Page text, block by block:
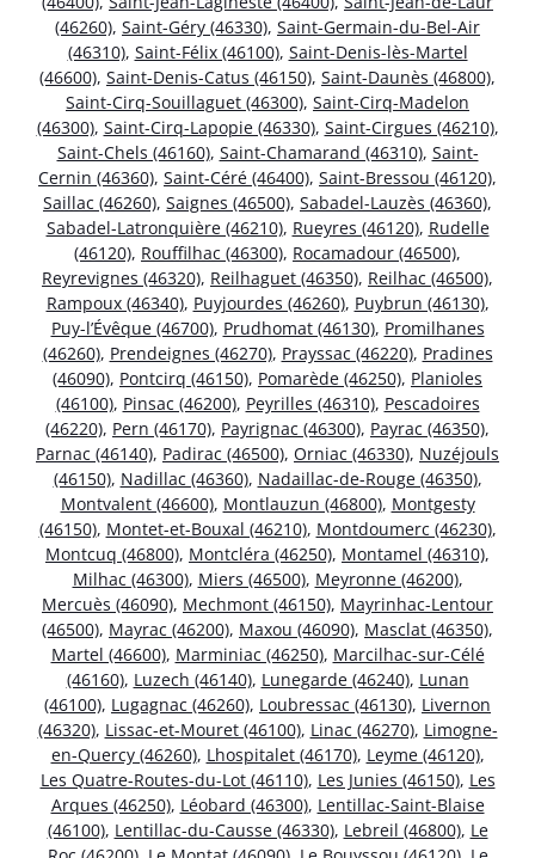
(46260), Saint-Géry (46330), Saint-Germain-du-Bel-Air
(46310), Saint-Félix (46100), Saint-Denis-lès-Martel
(46600), Saint-Denis-Catus (46150), Saint-Daunès (46800),
Saint-Cirq-Souillaguet (46300), Saint-Cirq-Madelon
(46300), Saint-Cirq-Lapopie (46330), Saint-Cirgues (46210),
Saint-Chels (46160), Saint-Chamarand (46310), Saint-
Cernin (46360), Saint-Céré (46400), Saint-Bressou (46120),
Saillac (46260), Saignes (46500), Sabadel-Lauzès (46360),
Sabadel-Latronquière (46210), Rueyres (46120), Rudelle
(46120), Rouffilhac (46300), Rocamadour (46500),
Reyrevignes (46320), Reilhaguet (46350), Reilhac (46500),
Rampoux (46340), Puyjourdes (46260), Puybrun (46130),
Puy-l’Évêque (46700), Prudhomat (46130), Promilhanes
(46260), Prendeignes (46270), Prayssac (46220), Pradines
(46090), Pontcirq (46150), Pomarède (46250), Planioles
(46100), Pinsac (46200), Peyrilles (46310), Pescadoires
(46220), Pern (46170), Payrignac (46300), Payrac (46350),
Parnac (46140), Padirac (46500), Orniac (46330), Nuzéjouls
(46150), Nadillac (46360), Nadaillac-de-Rouge (46350),
Montvalent (46600), Montlauzun (46800), Montgesty
(46150), Montet-et-Bouxal (46210), Montdoumerc (46230),
Montcuq (46800), Montcléra (46250), Montamel (46310),
Milhac (46300), Miers (46500), Meyronne (46200),
Mercuès (46090), Mechmont (46150), Mayrinhac-Lentour
(46500), Mayrac (46200), Maxou (46090), Masclat (46350),
Martel (46600), Marminiac (46250), Marcilhac-sur-Célé
(46160), Luzech (46140), Lunegarde (46240), Lunan
(46100), Lugagnac (46260), Loubressac (46130), Livernon
(46320), Lissac-et-Mouret (46100), Linac (46270), Limogne-
en-Quercy (46260), Lhospitalet (46170), Leyme (46120),
Les Quatre-Routes-du-Lot (46110), Les Junies (46150), Les
Arques (46250), Léobard (46300), Lentillac-Saint-Blaise
(46100), Lentillac-du-Causse (46330), Lebreil (46800), Le